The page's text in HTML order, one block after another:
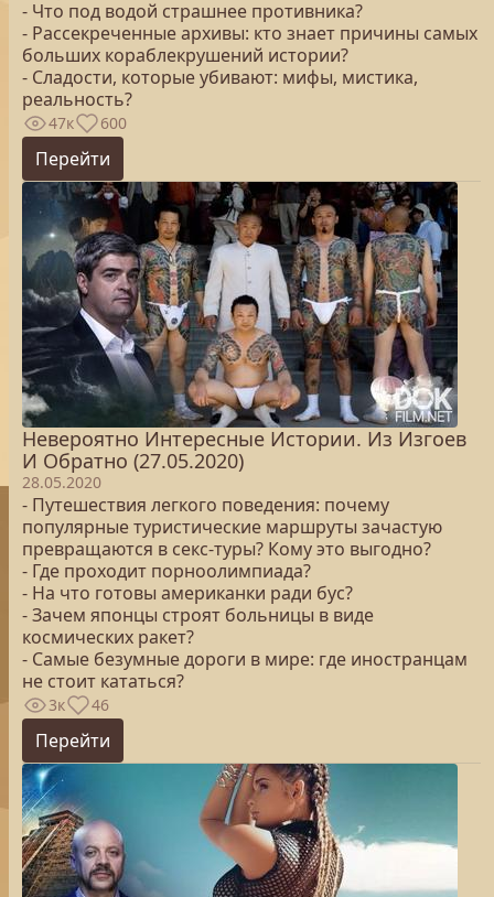
- Что под водой страшнее противника?
- Рассекреченные архивы: кто знает причины самых
больших кораблекрушений истории?
- Сладости, которые убивают: мифы, мистика,
реальность?
47к 600
Перейти
Невероятно Интересные Истории. Из Изгоев
И Обратно (27.05.2020)
28.05.2020
- Путешествия легкого поведения: почему
популярные туристические маршруты зачастую
превращаются в секс-туры? Кому это выгодно?
- Где проходит порноолимпиада?
- На что готовы американки ради бус?
- Зачем японцы строят больницы в виде
космических ракет?
- Самые безумные дороги в мире: где иностранцам
не стоит кататься?
3к 46
Перейти